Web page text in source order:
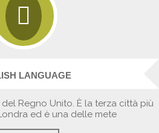
LANGUAGE
Regno Unito. È la terza città più
ed è una delle mete